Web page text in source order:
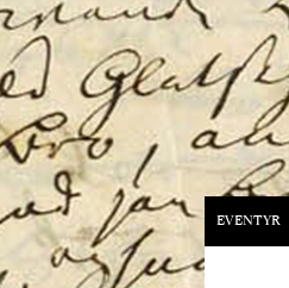
EVENTYR